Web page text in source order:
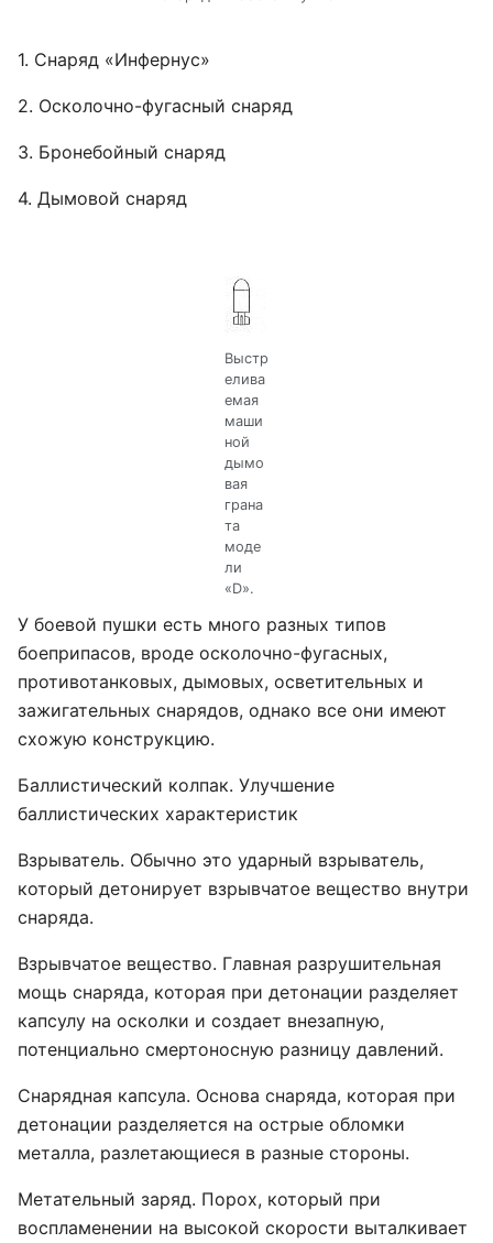
1. Снаряд «Инфернус»
2. Осколочно-фугасный снаряд
3. Бронебойный снаряд
4. Дымовой снаряд
Выстр
елива
емая
маши
ной
дымо
вая
грана
та
моде
ли
«D».
У боевой пушки есть много разных типов
боеприпасов, вроде осколочно-фугасных,
противотанковых, дымовых, осветительных и
зажигательных снарядов, однако все они имеют
схожую конструкцию.
Баллистический колпак. Улучшение
баллистических характеристик
Взрыватель. Обычно это ударный взрыватель,
который детонирует взрывчатое вещество внутри
снаряда.
Взрывчатое вещество. Главная разрушительная
мощь снаряда, которая при детонации разделяет
капсулу на осколки и создает внезапную,
потенциально смертоносную разницу давлений.
Снарядная капсула. Основа снаряда, которая при
детонации разделяется на острые обломки
металла, разлетающиеся в разные стороны.
Метательный заряд. Порох, который при
воспламенении на высокой скорости выталкивает